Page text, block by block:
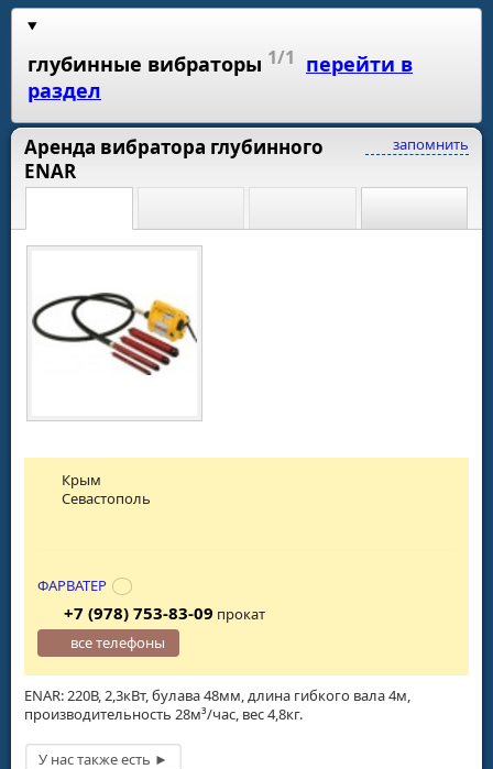
глубинные вибраторы 1/1 перейти в
раздел
запомнить
Аренда вибратора глубинного
ENAR
ENAR: 220В, 2,3кВт, булава 48мм, длина гибкого вала 4м,
производительность 28м³/час, вес 4,8кг.
Крым
Севастополь
ФАРВАТЕР
+7 (978) 753-83-09 прокат
все телефоны